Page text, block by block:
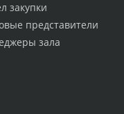
закупки
представители
зала